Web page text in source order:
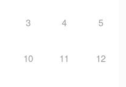
3 4 5
10 11 12